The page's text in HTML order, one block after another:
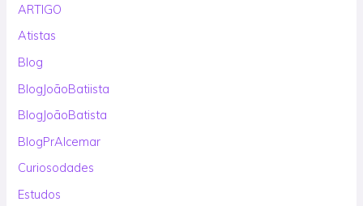
ARTIGO
Atistas
Blog
BlogJoãoBatiista
BlogJoãoBatista
BlogPrAlcemar
Curiosodades
Estudos